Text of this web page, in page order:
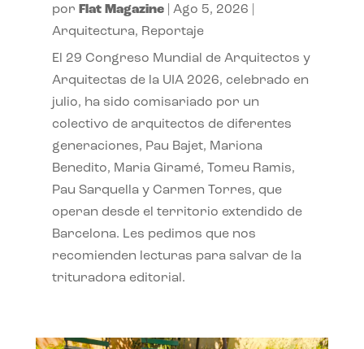
por Flat Magazine| Ago 5, 2026
Arquitectura, Reportaje
El 29 Congreso Mundial de Arquitectos y
Arquitectas de la UIA 2026, celebrado en
julio, ha sido comisariado por un
colectivo de arquitectos de diferentes
generaciones, Pau Bajet, Mariona
Benedito, Maria Giramé, Tomeu Ramis,
Pau Sarquella y Carmen Torres, que
operan desde el territorio extendido de
Barcelona. Les pedimos que nos
recomienden lecturas para salvar de la
trituradora editorial.